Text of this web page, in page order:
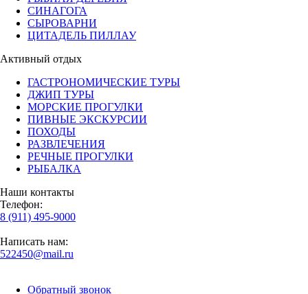
СИНАГОГА
СЫРОВАРНИ
ЦИТАДЕЛЬ ПИЛЛАУ
Активный отдых
ГАСТРОНОМИЧЕСКИЕ ТУРЫ
ДЖИП ТУРЫ
МОРСКИЕ ПРОГУЛКИ
ПИВНЫЕ ЭКСКУРСИИ
ПОХОДЫ
РАЗВЛЕЧЕНИЯ
РЕЧНЫЕ ПРОГУЛКИ
РЫБАЛКА
Наши контакты
Телефон:
8 (911) 495-9000
Написать нам:
522450@mail.ru
Обратный звонок